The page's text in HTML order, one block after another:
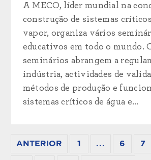
A MECO, líder mundial na
construção de sistemas críticos
vapor, organiza vários
educativos em todo o mundo.
seminários abrangem a
indústria, actividades de
métodos de produção e
sistemas críticos de água e...
ANTERIOR 1 ... 6 7